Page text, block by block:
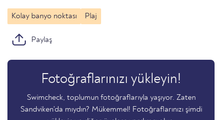
Kolay banyo noktası Plaj
Paylaş
Fotoğraflarınızı yükleyin!
Swimcheck, toplumun fotoğraflarıyla yaşıyor. Zaten
Sandviken'da mıydın? Mükemmel! Fotoğraflarınızı şimdi